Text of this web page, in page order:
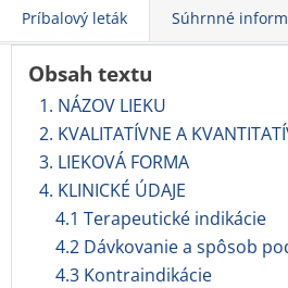
Príbalový leták Súhrnné
Obsah textu
1. NÁZOV LIEKU
2. KVALITATÍVNE A
3. LIEKOVÁ FORMA
4. KLINICKÉ ÚDAJE
4.1 Terapeutické indikácie
4.2 Dávkovanie a spôsob
4.3 Kontraindikácie